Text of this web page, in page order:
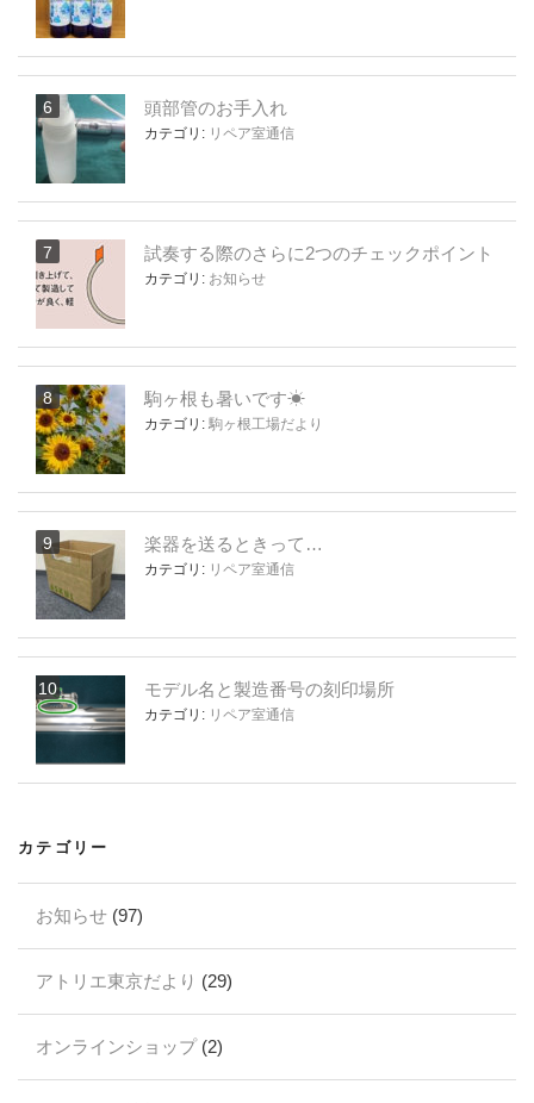
頭部管のお手入れ
カテゴリ: リペア室通信
試奏する際のさらに2つのチェックポイント
カテゴリ: お知らせ
駒ヶ根も暑いです☀
カテゴリ: 駒ヶ根工場だより
楽器を送るときって…
カテゴリ: リペア室通信
モデル名と製造番号の刻印場所
カテゴリ: リペア室通信
カテゴリー
お知らせ (97)
アトリエ東京だより (29)
オンラインショップ(2)